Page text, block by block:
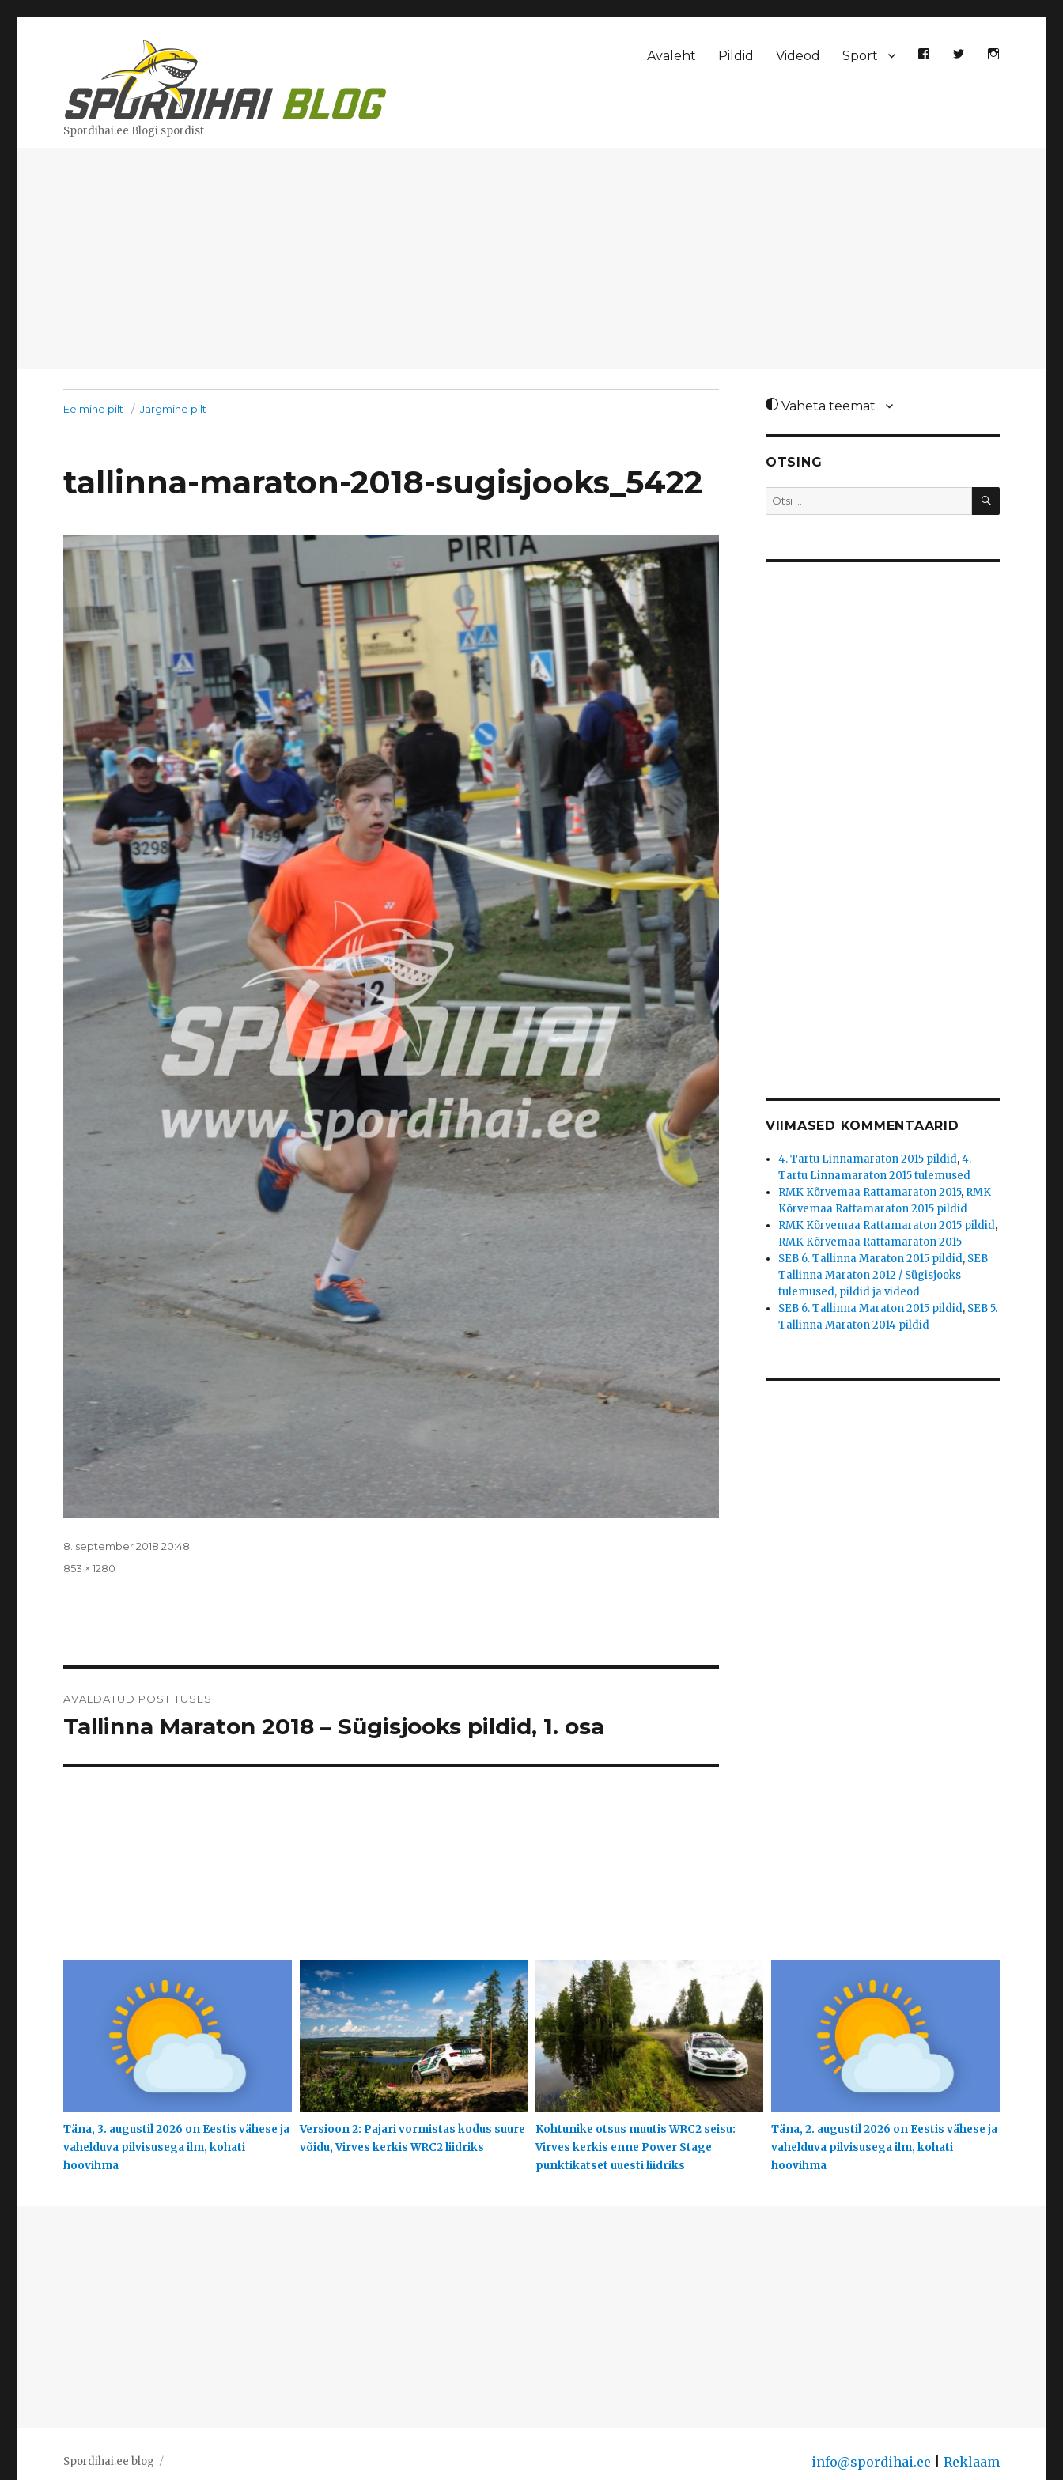
Spordihai.ee Blogi spordist
Avaleht Pildid Videod Sport
Eelmine pilt Järgmine pilt
tallinna-maraton-2018-sugisjooks_5422
Postitatud
8. september 2018 20:48
Täissuurus
853 × 1280
AVALDATUD POSTITUSES
Tallinna Maraton 2018 – Sügisjooks pildid, 1. osa
Vaheta teemat
OTSING
Otsi: OTSI
VIIMASED KOMMENTAARID
4. Tartu Linnamaraton 2015 pildid,4.
Tartu Linnamaraton 2015 tulemused
RMK Kõrvemaa Rattamaraton 2015, RMK
Kõrvemaa Rattamaraton 2015 pildid
RMK Kõrvemaa Rattamaraton 2015 pildid,
RMK Kõrvemaa Rattamaraton 2015
SEB 6. Tallinna Maraton 2015 pildid, SEB
Tallinna Maraton 2012 / Sügisjooks
tulemused, pildid ja videod
SEB 6. Tallinna Maraton 2015 pildid, SEB 5.
Tallinna Maraton 2014 pildid
Täna, 3. augustil 2026 on Eestis vähese ja
vahelduva pilvisusega ilm, kohati
hoovihma
Versioon 2: Pajari vormistas kodus suure
võidu, Virves kerkis WRC2 liidriks
Kohtunike otsus muutis WRC2 seisu:
Virves kerkis enne Power Stage
punktikatset uuesti liidriks
Täna, 2. augustil 2026 on Eestis vähese ja
vahelduva pilvisusega ilm, kohati
hoovihma
Spordihai.ee blog info@spordihai.ee Reklaam